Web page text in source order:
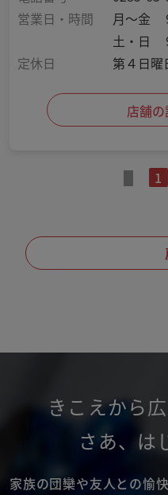
営業日・時間
月～金
土・日
定休日
第４日曜
店舗
1
きこえから
さあ、 は
家族の団欒や友人との愉